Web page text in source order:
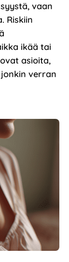
vaan
Riskiin
ikää tai
asioita,
verran